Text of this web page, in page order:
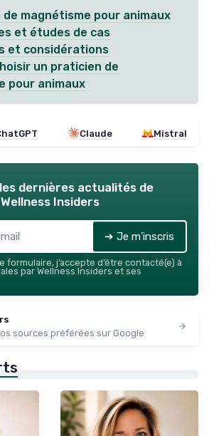
de magnétisme pour animaux
et études de cas
et considérations
un praticien de
pour animaux
Claude Mistral
dernières actualités de
Wellness Insiders
➔ Je m'inscris
formulaire, j’accepte d’être contacté(e) à
par Wellness Insiders et ses
sources préférées sur Google